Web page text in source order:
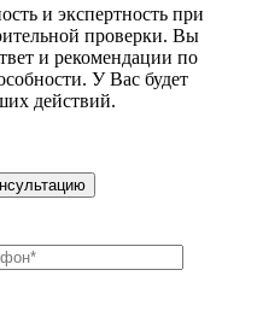
и экспертность при
проверки. Вы
и рекомендации по
У Вас будет
действий.